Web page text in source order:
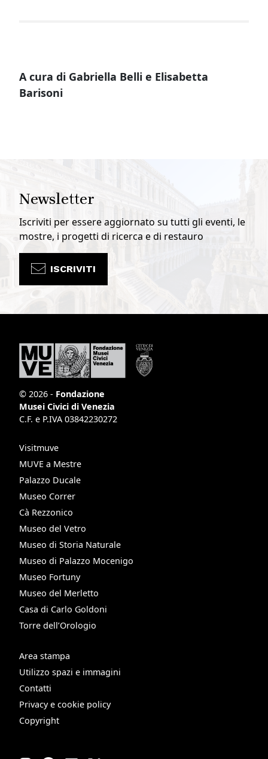
A cura di Gabriella Belli e Elisabetta
Barisoni
Newsletter
Iscriviti per essere aggiornato su tutti gli eventi, le
mostre, i progetti di ricerca e di restauro
ISCRIVITI
© 2026 - Fondazione
Musei Civici di Venezia
C.F. e P.IVA 03842230272
Visitmuve
MUVE a Mestre
Palazzo Ducale
Museo Correr
Cà Rezzonico
Museo del Vetro
Museo di Storia Naturale
Museo di Palazzo Mocenigo
Museo Fortuny
Museo del Merletto
Casa di Carlo Goldoni
Torre dell’Orologio
Area stampa
Utilizzo spazi e immagini
Contatti
Privacy e cookie policy
Copyright